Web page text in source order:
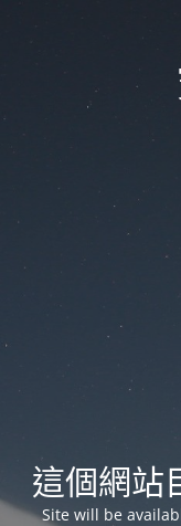
這個網站
Site will be